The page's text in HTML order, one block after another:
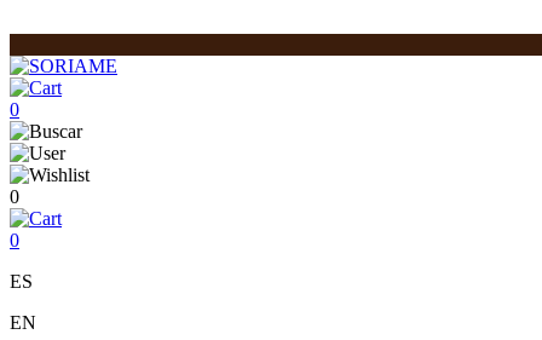
0
0
0
ES
EN